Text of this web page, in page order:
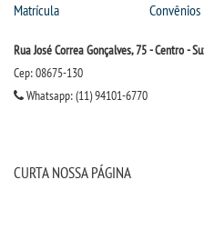
Matrícula
Convênios
Rua José Correa Gonçalves, 75 - Centro -
Cep: 08675-130
Whatsapp: (11) 94101-6770
CURTA NOSSA PÁGINA